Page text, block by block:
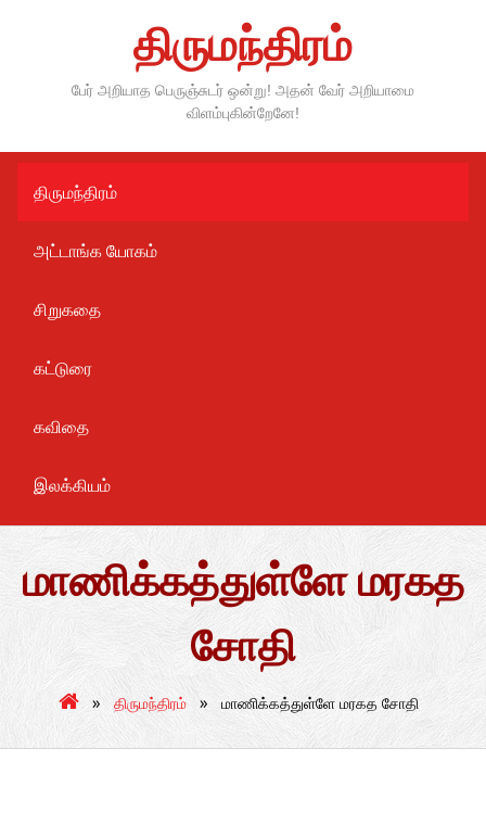
திருமந்திரம்
பேர் அறியாத பெருஞ்சுடர் ஒன்று! அதன் வேர் அறியாமை
விளம்புகின்றேனே!
திருமந்திரம்
அட்டாங்க யோகம்
சிறுகதை
கட்டுரை
கவிதை
இலக்கியம்
மாணிக்கத்துள்ளே மரகத
சோதி
» திருமந்திரம் » மாணிக்கத்துள்ளே மரகத சோதி